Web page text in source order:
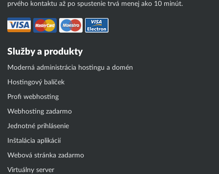
prvého kontaktu až po spustenie trvá menej ako 10 minút.
Služby a produkty
Moderná administrácia hostingu a domén
Hostingový balíček
Profi webhosting
Webhosting zadarmo
Jednotné prihlásenie
Inštalácia aplikácií
Webová stránka zadarmo
Virtuálny server